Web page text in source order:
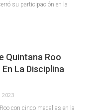
su participación en la
Quintana Roo
La Disciplina
2023
con cinco medallas en la